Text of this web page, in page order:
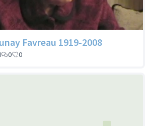
Favreau 1919-2008
0 0